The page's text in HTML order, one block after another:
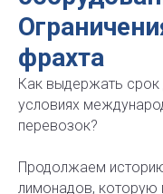
фрахта
Как выдержать срок
условиях
перевозок?
Продолжаем
лимонадов,